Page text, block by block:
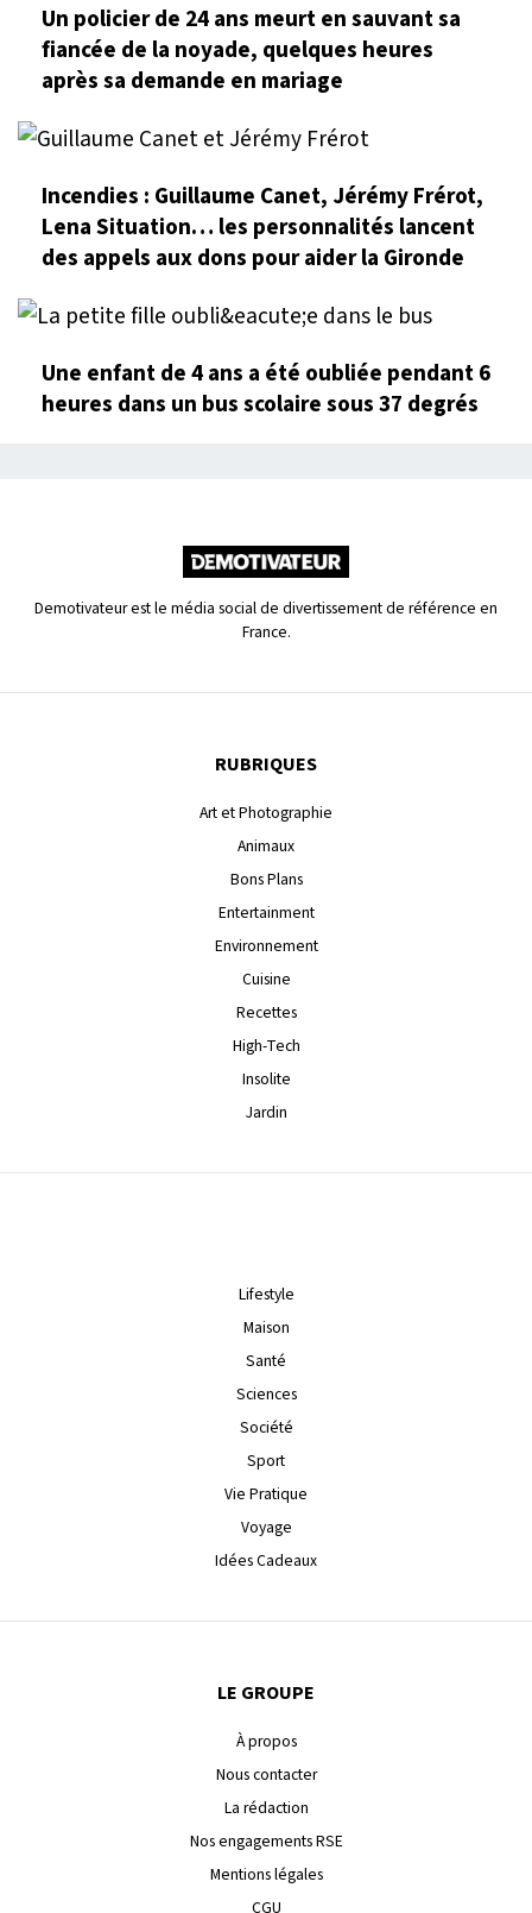
Un policier de 24 ans meurt en sauvant sa
fiancée de la noyade, quelques heures
après sa demande en mariage
Incendies : Guillaume Canet, Jérémy Frérot,
Lena Situation… les personnalités lancent
des appels aux dons pour aider la Gironde
Une enfant de 4 ans a été oubliée pendant 6
heures dans un bus scolaire sous 37 degrés
Demotivateur est le média social de divertissement de référence en
France.
RUBRIQUES
Art et Photographie
Animaux
Bons Plans
Entertainment
Environnement
Cuisine
Recettes
High-Tech
Insolite
Jardin
Lifestyle
Maison
Santé
Sciences
Société
Sport
Vie Pratique
Voyage
Idées Cadeaux
LE GROUPE
À propos
Nous contacter
La rédaction
Nos engagements RSE
Mentions légales
CGU